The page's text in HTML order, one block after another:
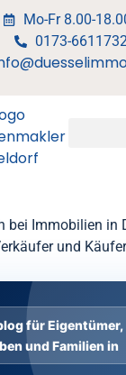
0173-
Mo-Fr 8.00-
für Eigentümer,
und Familien in